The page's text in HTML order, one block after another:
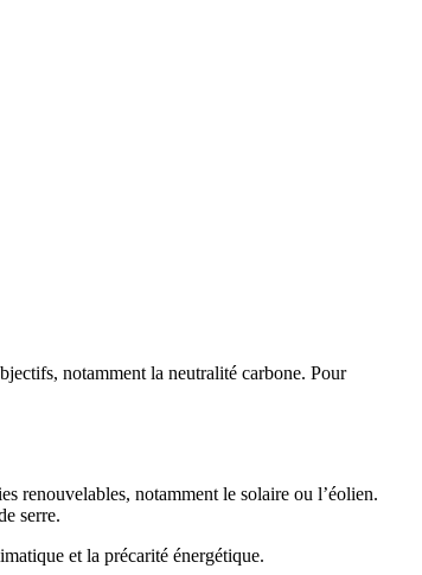
notamment la neutralité carbone. Pour
renouvelables, notamment le solaire ou l’éolien.
serre.
et la précarité énergétique.